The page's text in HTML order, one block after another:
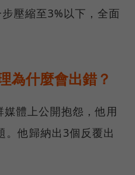
壓縮至3%以下，全面
為什麼會出錯？
體上公開抱怨，他用
他歸納出3個反覆出